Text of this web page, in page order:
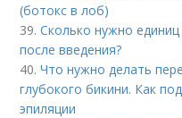
(ботокс в лоб)
39.Сколько нужно
после введения?
40.Что нужно делать
глубокого бикини. Как
эпиляции